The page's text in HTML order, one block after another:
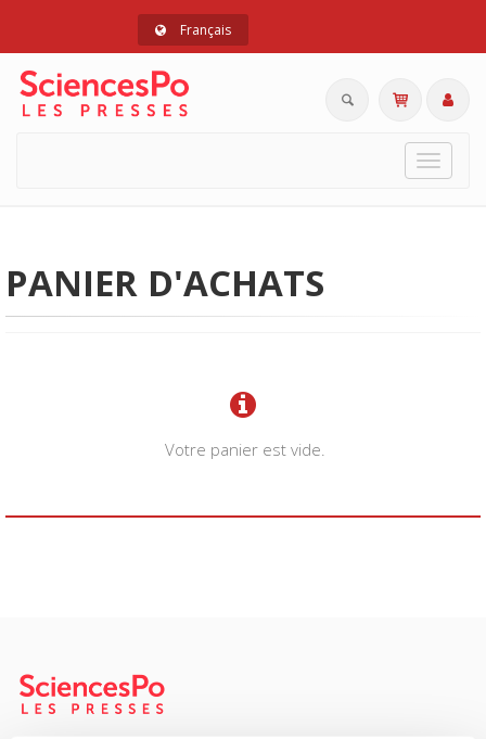
Français
Toggle
PANIER D'ACHATS
Votre panier est vide.